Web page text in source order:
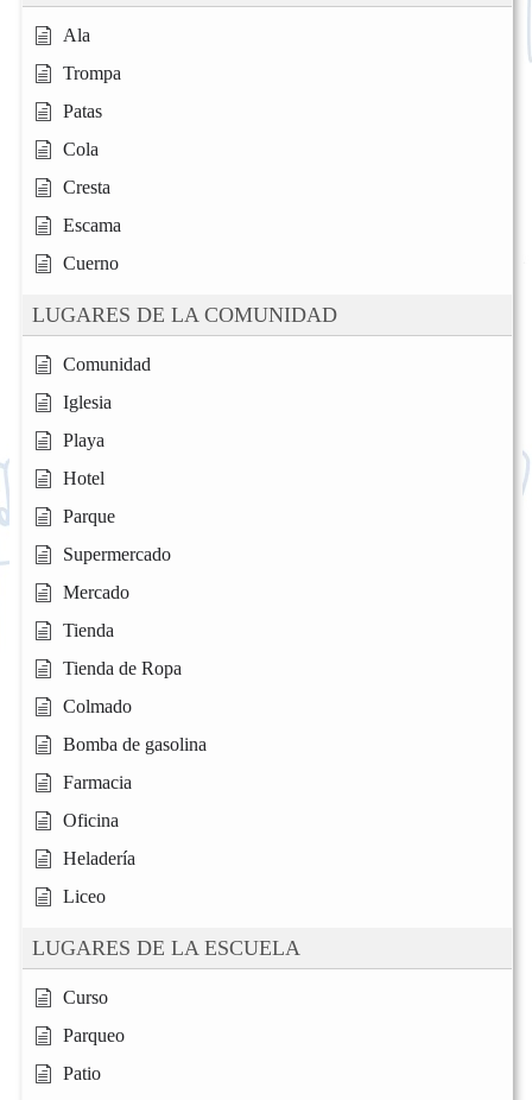
Ala
Trompa
Patas
Cola
Cresta
Escama
Cuerno
LUGARES DE LA COMUNIDAD
Comunidad
Iglesia
Playa
Hotel
Parque
Supermercado
Mercado
Tienda
Tienda de Ropa
Colmado
Bomba de gasolina
Farmacia
Oficina
Heladería
Liceo
LUGARES DE LA ESCUELA
Curso
Parqueo
Patio